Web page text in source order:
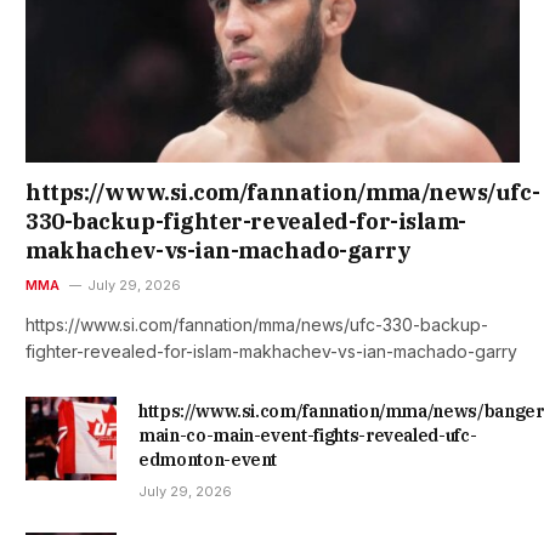
https://www.si.com/fannation/mma/news/ufc-
330-backup-fighter-revealed-for-islam-
makhachev-vs-ian-machado-garry
MMA July 29, 2026
https://www.si.com/fannation/mma/news/ufc-330-backup-
fighter-revealed-for-islam-makhachev-vs-ian-machado-garry
https://www.si.com/fannation/mma/news/
main-co-main-event-fights-revealed-ufc-
edmonton-event
July 29, 2026